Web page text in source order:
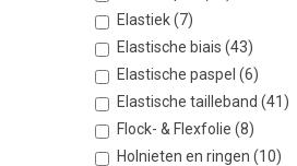
Elastiek (7)
Elastische biais (43)
Elastische paspel (6)
Elastische tailleband (41)
Flock- & Flexfolie (8)
Holnieten en ringen (10)